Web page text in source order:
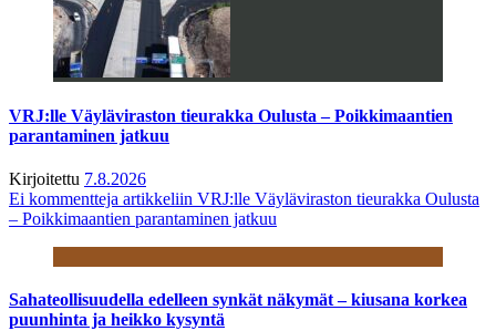
VRJ:lle Väyläviraston tieurakka Oulusta – Poikkimaantien
parantaminen jatkuu
Kirjoitettu 7.8.2026
Ei kommentteja artikkeliin VRJ:lle Väyläviraston tieurakka Oulusta
– Poikkimaantien parantaminen jatkuu
Sahateollisuudella edelleen synkät näkymät – kiusana korkea
puunhinta ja heikko kysyntä